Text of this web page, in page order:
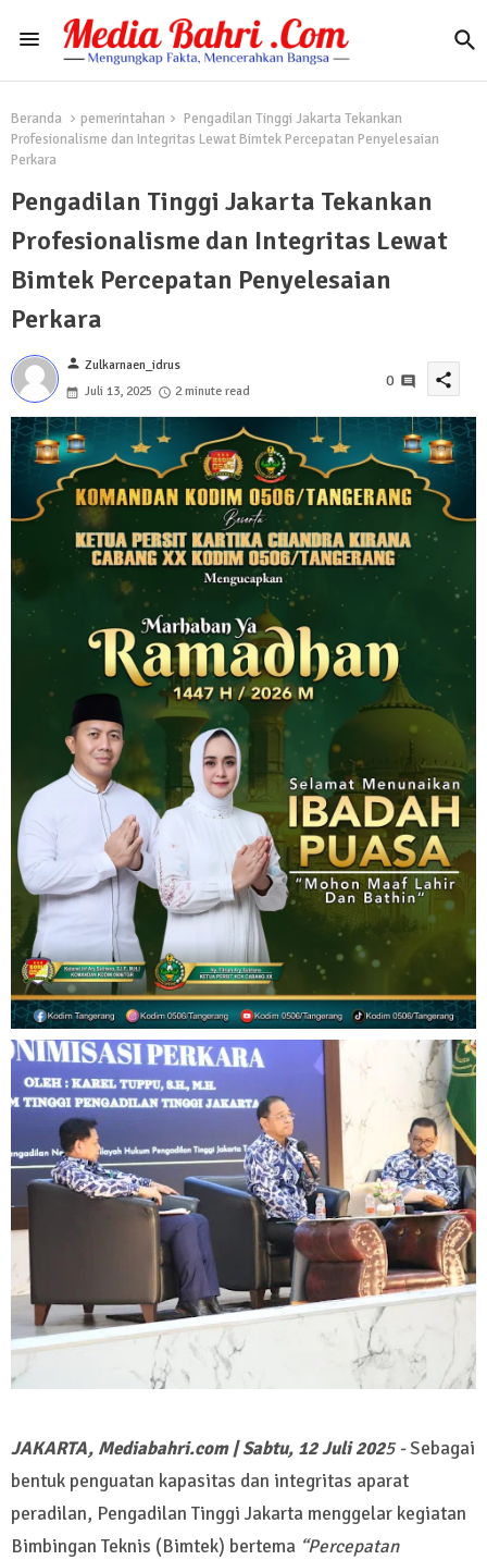
Beranda pemerintahan
Pengadilan Tinggi Jakarta Tekankan
Profesionalisme dan Integritas Lewat Bimtek Percepatan Penyelesaian
Perkara
Pengadilan Tinggi Jakarta Tekankan
Profesionalisme dan Integritas Lewat
Bimtek Percepatan Penyelesaian
Perkara
person Zulkarnaen_idrus
Juli 13, 2025
2 minute read
0 share
JAKARTA, Mediabahri.com | Sabtu, 12 Juli 2025 -Sebagai
bentuk penguatan kapasitas dan integritas aparat
peradilan, Pengadilan Tinggi Jakarta menggelar kegiatan
Bimbingan Teknis (Bimtek) bertema “Percepatan